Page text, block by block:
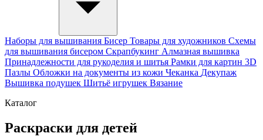
Наборы для вышивания Бисер Товары для художников Схемы
для вышивания бисером Скрапбукинг Алмазная вышивка
Принадлежности для рукоделия и шитья Рамки для картин 3D
Пазлы Обложки на документы из кожи Чеканка Декупаж
Вышивка подушек Шитьё игрушек Вязание
Каталог
Раскраски для детей